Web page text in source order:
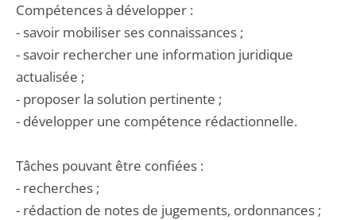
Compétences à développer :
- savoir mobiliser ses connaissances ;
- savoir rechercher une information juridique
actualisée ;
- proposer la solution pertinente ;
- développer une compétence rédactionnelle.
Tâches pouvant être confiées :
- recherches ;
- rédaction de notes de jugements, ordonnances ;